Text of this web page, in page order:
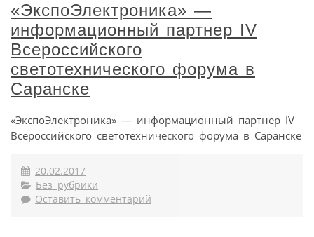
«ЭкспоЭлектроника» —
информационный партнер IV
Всероссийского
светотехнического форума в
Саранске
«ЭкспоЭлектроника» — информационный партнер IV
Всероссийского светотехнического форума в Саранске
20.02.2017
Без рубрики
Оставить комментарий